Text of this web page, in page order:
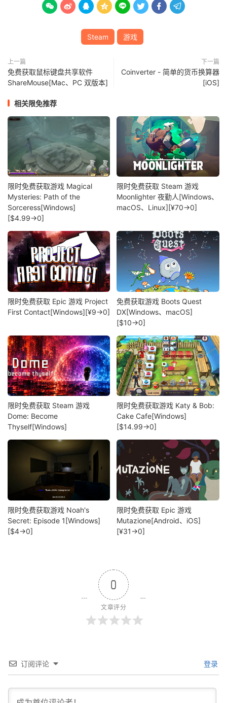
       
Steam 游戏
上一篇
免费获取鼠标键盘共享软件
ShareMouse[Mac、PC 双版本]
下一篇
Coinverter - 简单的货币换算器
[iOS]
相关限免推荐
限时免费获取游戏 Magical
Mysteries: Path of the
Sorceress[Windows]
[$4.99→0]
限时免费获取 Steam 游戏
Moonlighter 夜勤人[Windows、
macOS、Linux][¥70→0]
限时免费获取 Epic 游戏 Project
First Contact[Windows][¥9→0]
免费获取游戏 Boots Quest
DX[Windows、macOS]
[$10→0]
限时免费获取 Steam 游戏
Dome: Become
Thyself[Windows]
限时免费获取游戏 Katy & Bob:
Cake Cafe[Windows]
[$14.99→0]
限时免费获取游戏 Noah's
Secret: Episode 1[Windows]
[$4→0]
限时免费获取 Epic 游戏
Mutazione[Android、iOS]
[¥31→0]
0
文章评分
订阅评论 登录